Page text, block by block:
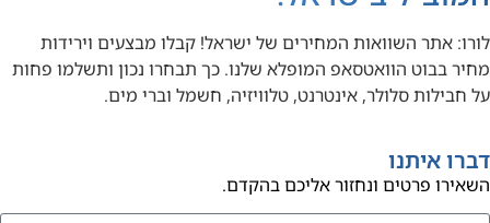
לורו: אתר השוואות המחירים של ישראל! קבלו מבצעים וירידות
מחיר בבוט הוואטסאפ המופלא שלנו. כך תבחרו נכון ותשלמו פחות
על חבילות סלולר, אינטרנט, טלוויזיה, חשמל וברי מים.
דברו איתנו
השאירו פרטים ונחזור אליכם בהקדם.